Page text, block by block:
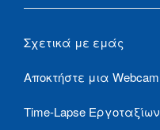
Σχετικά με εμάς
Αποκτήστε μια Webcam
Time-Lapse Εργοταξίων